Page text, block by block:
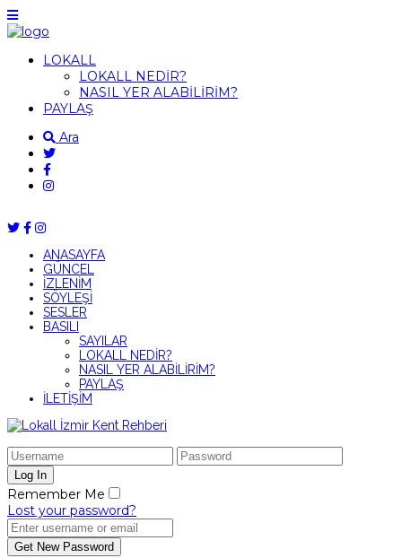
LOKALL
LOKALL NEDİR?
NASIL YER ALABİLİRİM?
PAYLAŞ
Ara
ANASAYFA
GÜNCEL
İZLENİM
SÖYLEŞİ
SESLER
BASILI
SAYILAR
LOKALL NEDİR?
NASIL YER ALABİLİRİM?
PAYLAŞ
İLETİŞİM
Remember Me
Lost your password?